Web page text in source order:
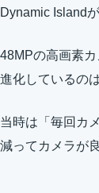
Dynamic Island
48MPの高画素
進化しているの
当時は「毎回カ
減ってカメラが